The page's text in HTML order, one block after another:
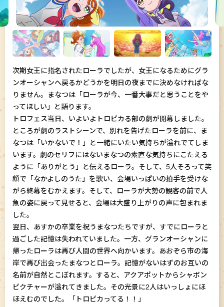
次期女王に指名されたローラでしたが、女王になるためにグラ
ンオーシャンへ戻るかどうかを明日の夜までに決めなければな
りません。まなつは「ローラが今、一番大事だと思うことをや
ってほしい」と語ります。
トロフェス当日、いよいよトロピカる部の劇が開幕しました。
ところが劇のラストシーンで、別れを告げたローラを前に、ま
なつは「いかないで！」と一緒にいたい気持ちが溢れでてしま
います。劇のセリフにはないまなつの素直な気持ちにこたえる
ように「ありがとう」と伝えるローラ。そして、5人そろって笑
顔で「なかよしのうた」を歌い、会場いっぱいの拍手を受けな
がら終幕をむかえます。そして、ローラが大勢の観客の前で人
魚の姿に戻って見せると、会場は大盛り上がりの声に包まれま
した。
翌日、あすかの卒業を祝うまなつたちですが、すでにローラと
過ごした記憶は失われていました。一方、グランオーシャンに
帰ったローラは再び人間の世界へ向かいます。あおぞら市の海
岸で再び出会ったまなつとローラ。記憶がないはずのお互いの
名前が自然とこぼれます。すると、アクアポットからシャボン
ピクチャーが溢れてきました。その光景に2人はいっしょにほ
ほえむのでした。「トロピカってる！！」